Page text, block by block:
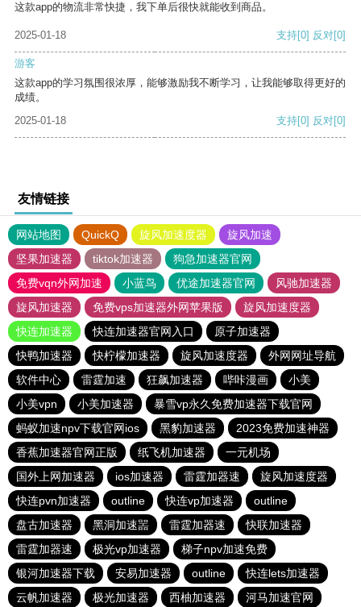
这款app的物流非常快捷，我下单后很快就能收到商品。
2025-01-18 支持[0] 反对[0]
游客
这款app的学习氛围很浓厚，能够激励我不断学习，让我能够取得更好的
成绩。
2025-01-18
支持[0] 反对[0]
友情链接
网站地图 QuickQ 旋风加速度器
旋风加速
坚果加速器
tiktok加速器
狗急加速器官网
免费vqn外网加速
小蓝鸟 优途加速器官网
风驰加速器
旋风加速器
免费vps加速器外网苹果版
旋风加速度器
快连加速器
快连加速器官网入口
原子加速器
快鸭加速器
快柠檬加速器 旋风加速度器
外网网址导航
软件中心
雷霆加速 狂飙加速器 哔咔漫画
小美
小美vpn
小美加速器
暴雪vp永久免费加速器下载官网
蚂蚁加速npv下载官网ios
黑豹加速器
2023免费加速神器
香蕉加速器官网正版
纸飞机加速器
一元机场
国外上网加速器
ios加速器 雷霆加器速
旋风加速度器
快连pvn加速器
outline 快连vp加速器
outline
盘古加速器
黑洞加速噐 雷霆加器速
快联加速器
雷霆加器速
极光vp加速器
梯子npv加速免费
银河加速器下载
安易加速器 outline
快连lets加速器
云帆加速器
极光加速器 西柚加速器 河马加速官网